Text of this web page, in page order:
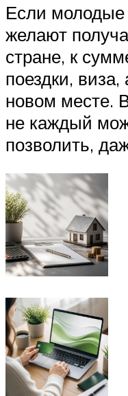
Если
желают
стране, к
поездки,
новом месте.
не каждый
позволить,